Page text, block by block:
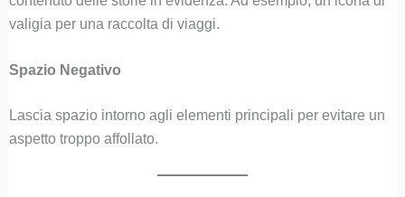
valigia per una raccolta di viaggi.
Spazio Negativo
Lascia spazio intorno agli elementi principali per evitare un
aspetto troppo affollato.